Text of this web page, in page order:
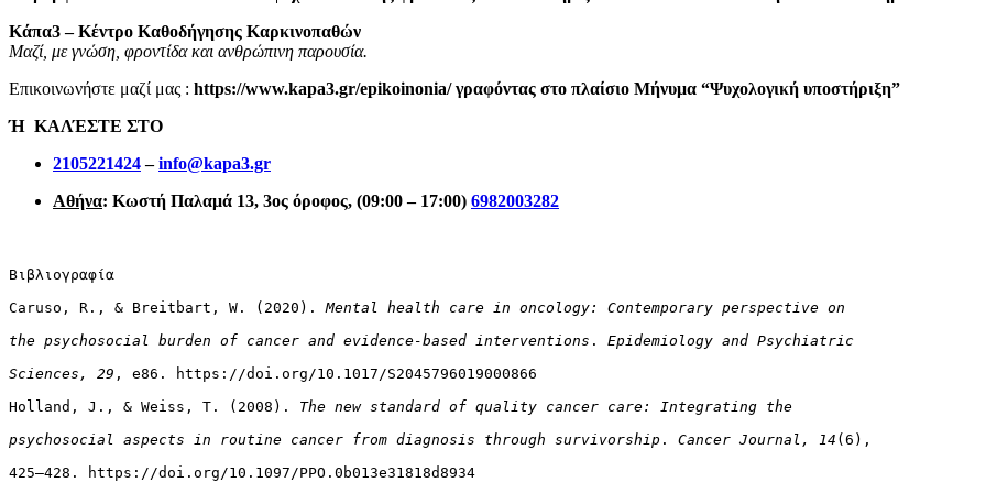
Κάπα3 – Κέντρο Καθοδήγησης Καρκινοπαθών
Μαζί, με γνώση, φροντίδα και ανθρώπινη παρουσία.
Επικοινωνήστε μαζί μας : https://www.kapa3.gr/epikoinonia/ γραφόντας στο πλαίσιο Μήνυμα “Ψυχολογική υποστήριξη”
Ή ΚΑΛΈΣΤΕ ΣΤΟ
2105221424–info@kapa3.gr
Αθήνα: Κωστή Παλαμά 13, 3ος όροφος, (09:00 – 17:00) 6982003282
Βιβλιογραφία
Caruso, R., & Breitbart, W. (2020). Mental health care in oncology: Contemporary perspective on
the psychosocial burden of cancer and evidence-based interventions . Epidemiology and Psychiatric
Sciences, 29 , e86. https://doi.org/10.1017/S2045796019000866
Holland, J., & Weiss, T. (2008). The new standard of quality cancer care: Integrating the
psychosocial aspects in routine cancer from diagnosis through survivorship . Cancer Journal, 14 (6),
425–428. https://doi.org/10.1097/PPO.0b013e31818d8934